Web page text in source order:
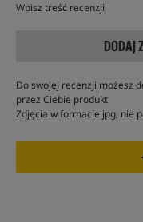
Wpisz treść recenzji
DODAJ
Do swojej recenzji możesz
przez Ciebie produkt
Zdjęcia w formacie jpg, nie